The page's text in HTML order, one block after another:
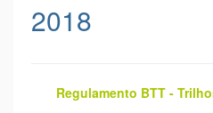
2018
Regulamento BTT -